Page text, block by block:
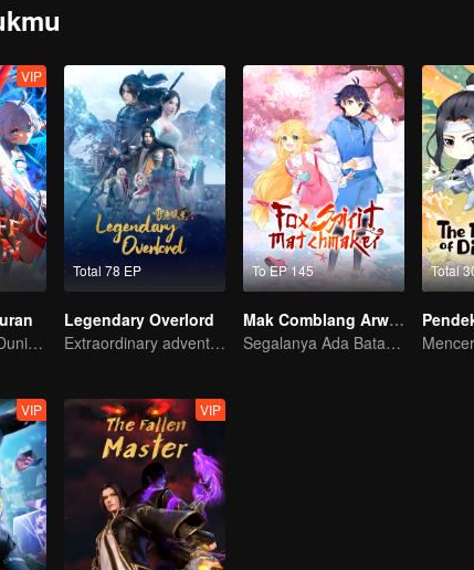
VIP
Raja Terkuat di Dunia Iblis Tiba-tiba di PHK?
Total 78 EP
Legendary Overlord
Extraordinary adventure, a teenager reborn from adversity.
To EP 145
Mak Comblang Arwah Rubah
Segalanya Ada Batasnya, Tapi Cinta dan Benci Tak Terbatas
Total
VIP VIP